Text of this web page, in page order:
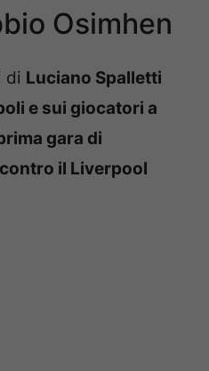
Osimhen
di Luciano Spalletti
e sui giocatori a
gara di
il Liverpool